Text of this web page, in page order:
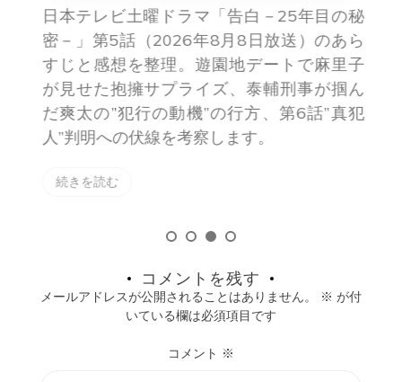
日本テレビ土曜ドラマ「告白－25年目の秘
密－」第5話（2026年8月8日放送）のあら
すじと感想を整理。遊園地デートで麻里子
が見せた抱擁サプライズ、泰輔刑事が掴ん
だ爽太の”犯行の動機”の行方、第6話”真犯
人”判明への伏線を考察します。
続きを読む
コメントを残す
メールアドレスが公開されることはありません。 ※ が付
いている欄は必須項目です
コメント ※